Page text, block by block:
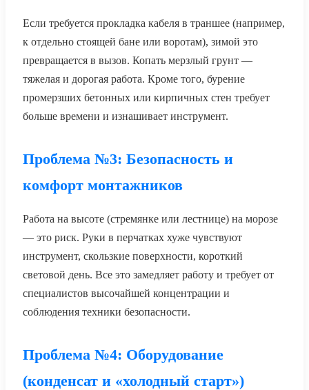
Если требуется прокладка кабеля в траншее (например,
к отдельно стоящей бане или воротам), зимой это
превращается в вызов. Копать мерзлый грунт —
тяжелая и дорогая работа. Кроме того, бурение
промерзших бетонных или кирпичных стен требует
больше времени и изнашивает инструмент.
Проблема №3: Безопасность и
комфорт монтажников
Работа на высоте (стремянке или лестнице) на морозе
— это риск. Руки в перчатках хуже чувствуют
инструмент, скользкие поверхности, короткий
световой день. Все это замедляет работу и требует от
специалистов высочайшей концентрации и
соблюдения техники безопасности.
Проблема №4: Оборудование
(конденсат и «холодный старт»)